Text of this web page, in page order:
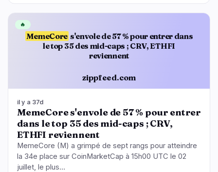
MemeCore s'envole de 57 % pour entrer dans
le top 35 des mid-caps ; CRV, ETHFI
reviennent
zippfeed.com
🔥
il y a 37d
MemeCore s'envole de 57 % pour entrer
dans le top 35 des mid-caps ; CRV,
ETHFI reviennent
MemeCore (M) a grimpé de sept rangs pour atteindre
la 34e place sur CoinMarketCap à 15h00 UTC le 02
juillet, le plus…